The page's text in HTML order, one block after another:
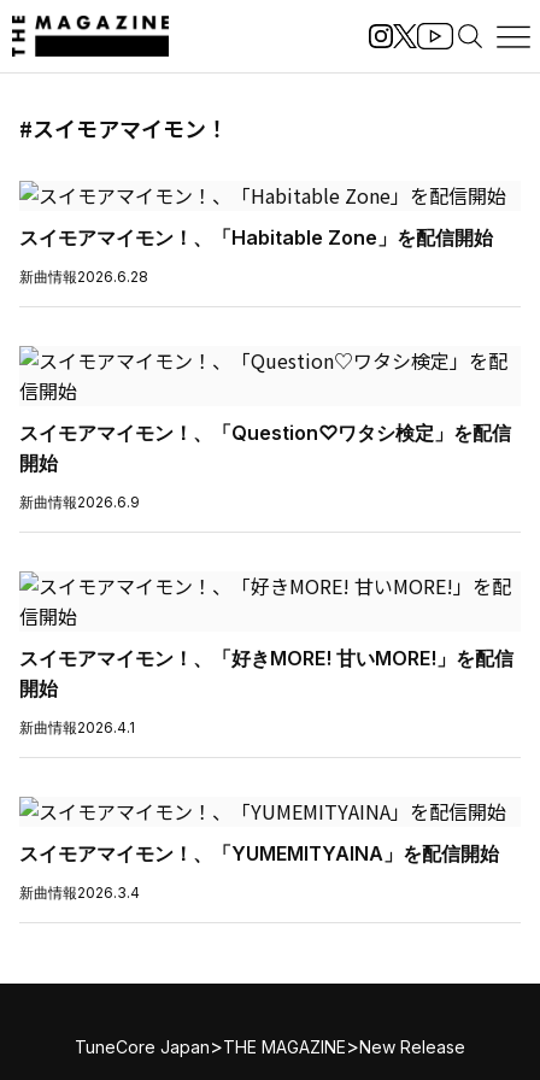
#スイモアマイモン！
スイモアマイモン！、「Habitable Zone」を配信開始
新曲情報2026.6.28
スイモアマイモン！、「Question♡ワタシ検定」を配信
開始
新曲情報2026.6.9
スイモアマイモン！、「好きMORE! 甘いMORE!」を配信
開始
新曲情報2026.4.1
スイモアマイモン！、「YUMEMITYAINA」を配信開始
新曲情報2026.3.4
TuneCore Japan>THE MAGAZINE>New Release